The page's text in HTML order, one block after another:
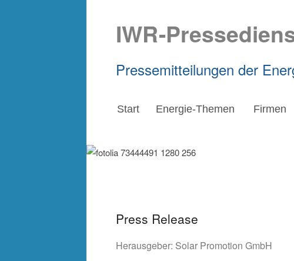
IWR-
Pressemitteilungen der
Start Energie-Themen Firmen
Press Release
Herausgeber: Solar Promotion GmbH